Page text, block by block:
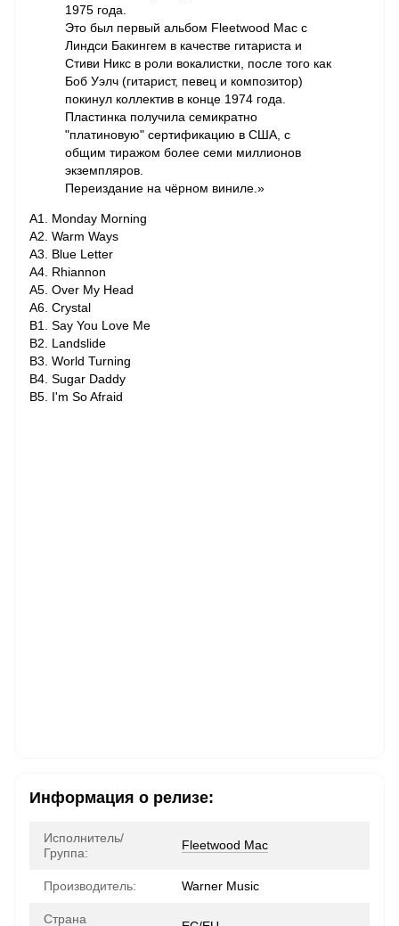
1975 года.
Это был первый альбом Fleetwood Mac с
Линдси Бакингем в качестве гитариста и
Стиви Никс в роли вокалистки, после того как
Боб Уэлч (гитарист, певец и композитор)
покинул коллектив в конце 1974 года.
Пластинка получила семикратно
"платиновую" сертификацию в США, с
общим тиражом более семи миллионов
экземпляров.
Переиздание на чёрном виниле.»
A1. Monday Morning
A2. Warm Ways
A3. Blue Letter
A4. Rhiannon
A5. Over My Head
A6. Crystal
B1. Say You Love Me
B2. Landslide
B3. World Turning
B4. Sugar Daddy
B5. I'm So Afraid
Информация о релизе:
Исполнитель/
Группа:
Fleetwood Mac
Производитель: Warner Music
Страна